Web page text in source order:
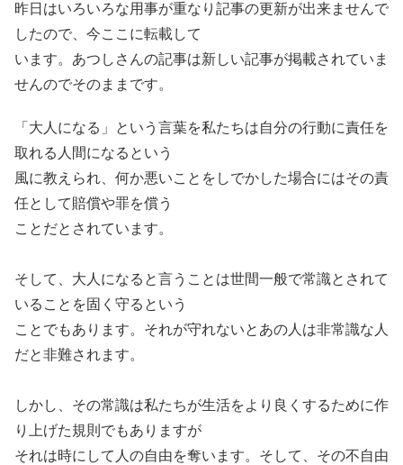
昨日はいろいろな用事が重なり記事の更新が出来ませんで
したので、今ここに転載して
います。あつしさんの記事は新しい記事が掲載されていま
せんのでそのままです。
「大人になる」という言葉を私たちは自分の行動に責任を
取れる人間になるという
風に教えられ、何か悪いことをしでかした場合にはその責
任として賠償や罪を償う
ことだとされています。
そして、大人になると言うことは世間一般で常識とされて
いることを固く守るという
ことでもあります。それが守れないとあの人は非常識な人
だと非難されます。
しかし、その常識は私たちが生活をより良くするために作
り上げた規則でもありますが
それは時にして人の自由を奪います。そして、その不自由